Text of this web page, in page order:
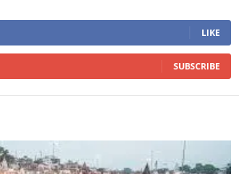
LIKE
SUBSCRIBE